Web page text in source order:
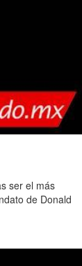
ser el más
de Donald